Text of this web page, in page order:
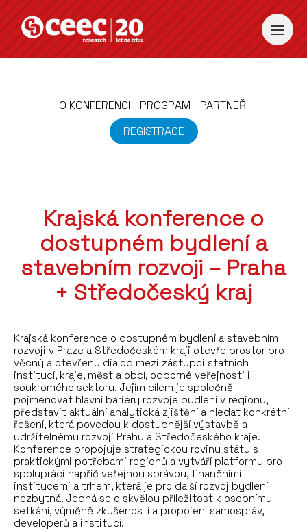
O KONFERENCI PROGRAM
PARTNEŘI
REGISTRACE
Krajská konference o
dostupném bydlení a
stavebním rozvoji – Praha
+ Středočeský kraj
Krajská konference o dostupném bydlení a stavebním
rozvoji v Praze a Středočeském kraji otevře prostor pro
věcný a otevřený dialog mezi zástupci státních
institucí, kraje, měst a obcí, odborné veřejnosti i
soukromého sektoru. Jejím cílem je společně
pojmenovat hlavní bariéry rozvoje bydlení v regionu,
představit aktuální analytická zjištění a hledat konkrétní
řešení, která povedou k dostupnější výstavbě a
udržitelnému rozvoji Prahy a Středočeského kraje.
Konference propojuje strategickou rovinu státu s
praktickými potřebami regionů a vytváří platformu pro
spolupráci napříč veřejnou správou, finančními
institucemi a trhem, která je pro další rozvoj bydlení
nezbytná. Jedná se o skvělou příležitost k osobnímu
setkání, výměně zkušeností a propojení samospráv,
developerů a institucí.